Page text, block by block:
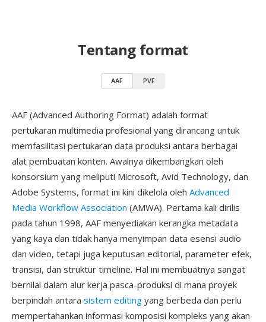
Tentang format
AAF PVF
AAF (Advanced Authoring Format) adalah format
pertukaran multimedia profesional yang dirancang untuk
memfasilitasi pertukaran data produksi antara berbagai
alat pembuatan konten. Awalnya dikembangkan oleh
konsorsium yang meliputi Microsoft, Avid Technology, dan
Adobe Systems, format ini kini dikelola oleh Advanced
Media Workflow Association (AMWA). Pertama kali dirilis
pada tahun 1998, AAF menyediakan kerangka metadata
yang kaya dan tidak hanya menyimpan data esensi audio
dan video, tetapi juga keputusan editorial, parameter efek,
transisi, dan struktur timeline. Hal ini membuatnya sangat
bernilai dalam alur kerja pasca-produksi di mana proyek
berpindah antara sistem editing yang berbeda dan perlu
mempertahankan informasi komposisi kompleks yang akan